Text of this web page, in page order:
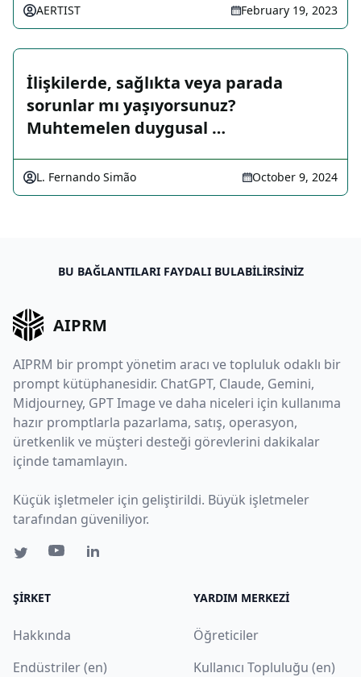
AERTIST February 19, 2023
İlişkilerde, sağlıkta veya parada
sorunlar mı yaşıyorsunuz?
Muhtemelen duygusal …
L. Fernando Simão October 9, 2024
BU BAĞLANTILARI FAYDALI BULABILIRSINIZ
AIPRM
AIPRM bir prompt yönetim aracı ve topluluk odaklı bir
prompt kütüphanesidir. ChatGPT, Claude, Gemini,
Midjourney, GPT Image ve daha niceleri için kullanıma
hazır promptlarla pazarlama, satış, operasyon,
üretkenlik ve müşteri desteği görevlerini dakikalar
içinde tamamlayın.
Küçük işletmeler için geliştirildi. Büyük işletmeler
tarafından güveniliyor.
ŞIRKET
Hakkında
Endüstriler (en)
YARDIM MERKEZI
Öğreticiler
Kullanıcı Topluluğu (en)